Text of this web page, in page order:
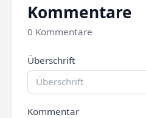
Kommentare
0 Kommentare
Überschrift
Kommentar